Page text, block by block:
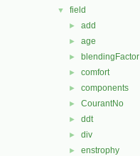
▼ field
► add
► age
► blendingFactor
► comfort
► components
► CourantNo
► ddt
► div
► enstrophy